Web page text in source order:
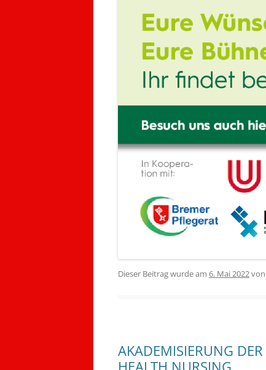
Dieser Beitrag wurde am 6. Mai 2022von
AKADEMISIERUNG
HEALTH NURSING